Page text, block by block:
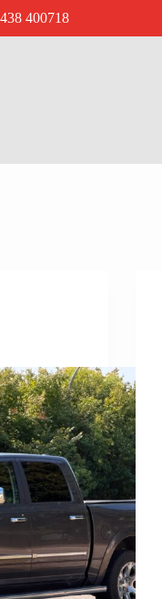
400718